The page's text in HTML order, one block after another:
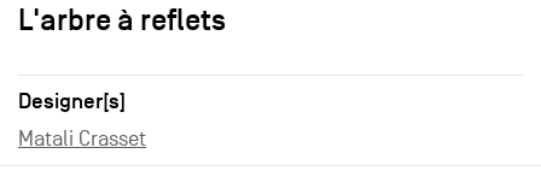
L'arbre à reflets
Designer[s]
Matali Crasset